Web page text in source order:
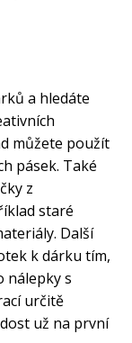
a hledáte
můžete použít
pásek. Také
z
staré
Další
k dárku tím,
nálepky s
určitě
už na první